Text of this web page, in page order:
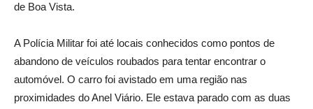
de Boa Vista.
A Polícia Militar foi até locais conhecidos como pontos de
abandono de veículos roubados para tentar encontrar o
automóvel. O carro foi avistado em uma região nas
proximidades do Anel Viário. Ele estava parado com as duas